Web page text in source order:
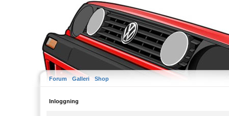
Forum Galleri Shop
Inloggning